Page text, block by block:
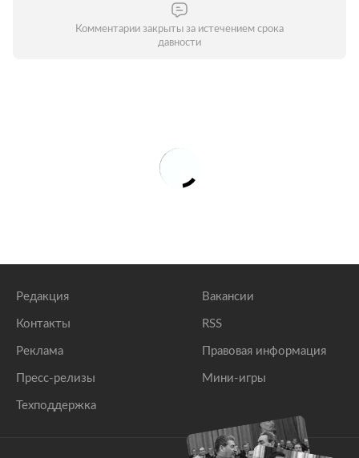
Комментарии закрыты за истечением срока
давности
Редакция
Контакты
Реклама
Пресс-релизы
Техподдержка
Вакансии
RSS
Правовая информация
Мини-игры